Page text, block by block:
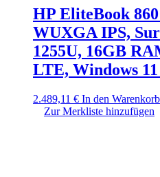
HP EliteBook
WUXGA IPS,
1255U, 16GB
LTE, Windows
2.489,11 € In den Warenkorb
Zur Merkliste hinzufügen